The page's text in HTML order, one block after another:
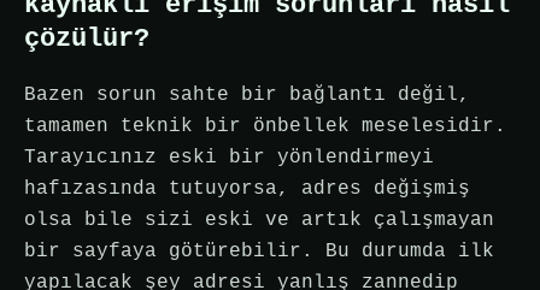
çözülür?
Bazen sorun sahte bir bağlantı değil,
tamamen teknik bir önbellek meselesidir.
Tarayıcınız eski bir yönlendirmeyi
hafızasında tutuyorsa, adres değişmiş
olsa bile sizi eski ve artık çalışmayan
bir sayfaya götürebilir. Bu durumda ilk
yapılacak şey adresi yanlış zannedip